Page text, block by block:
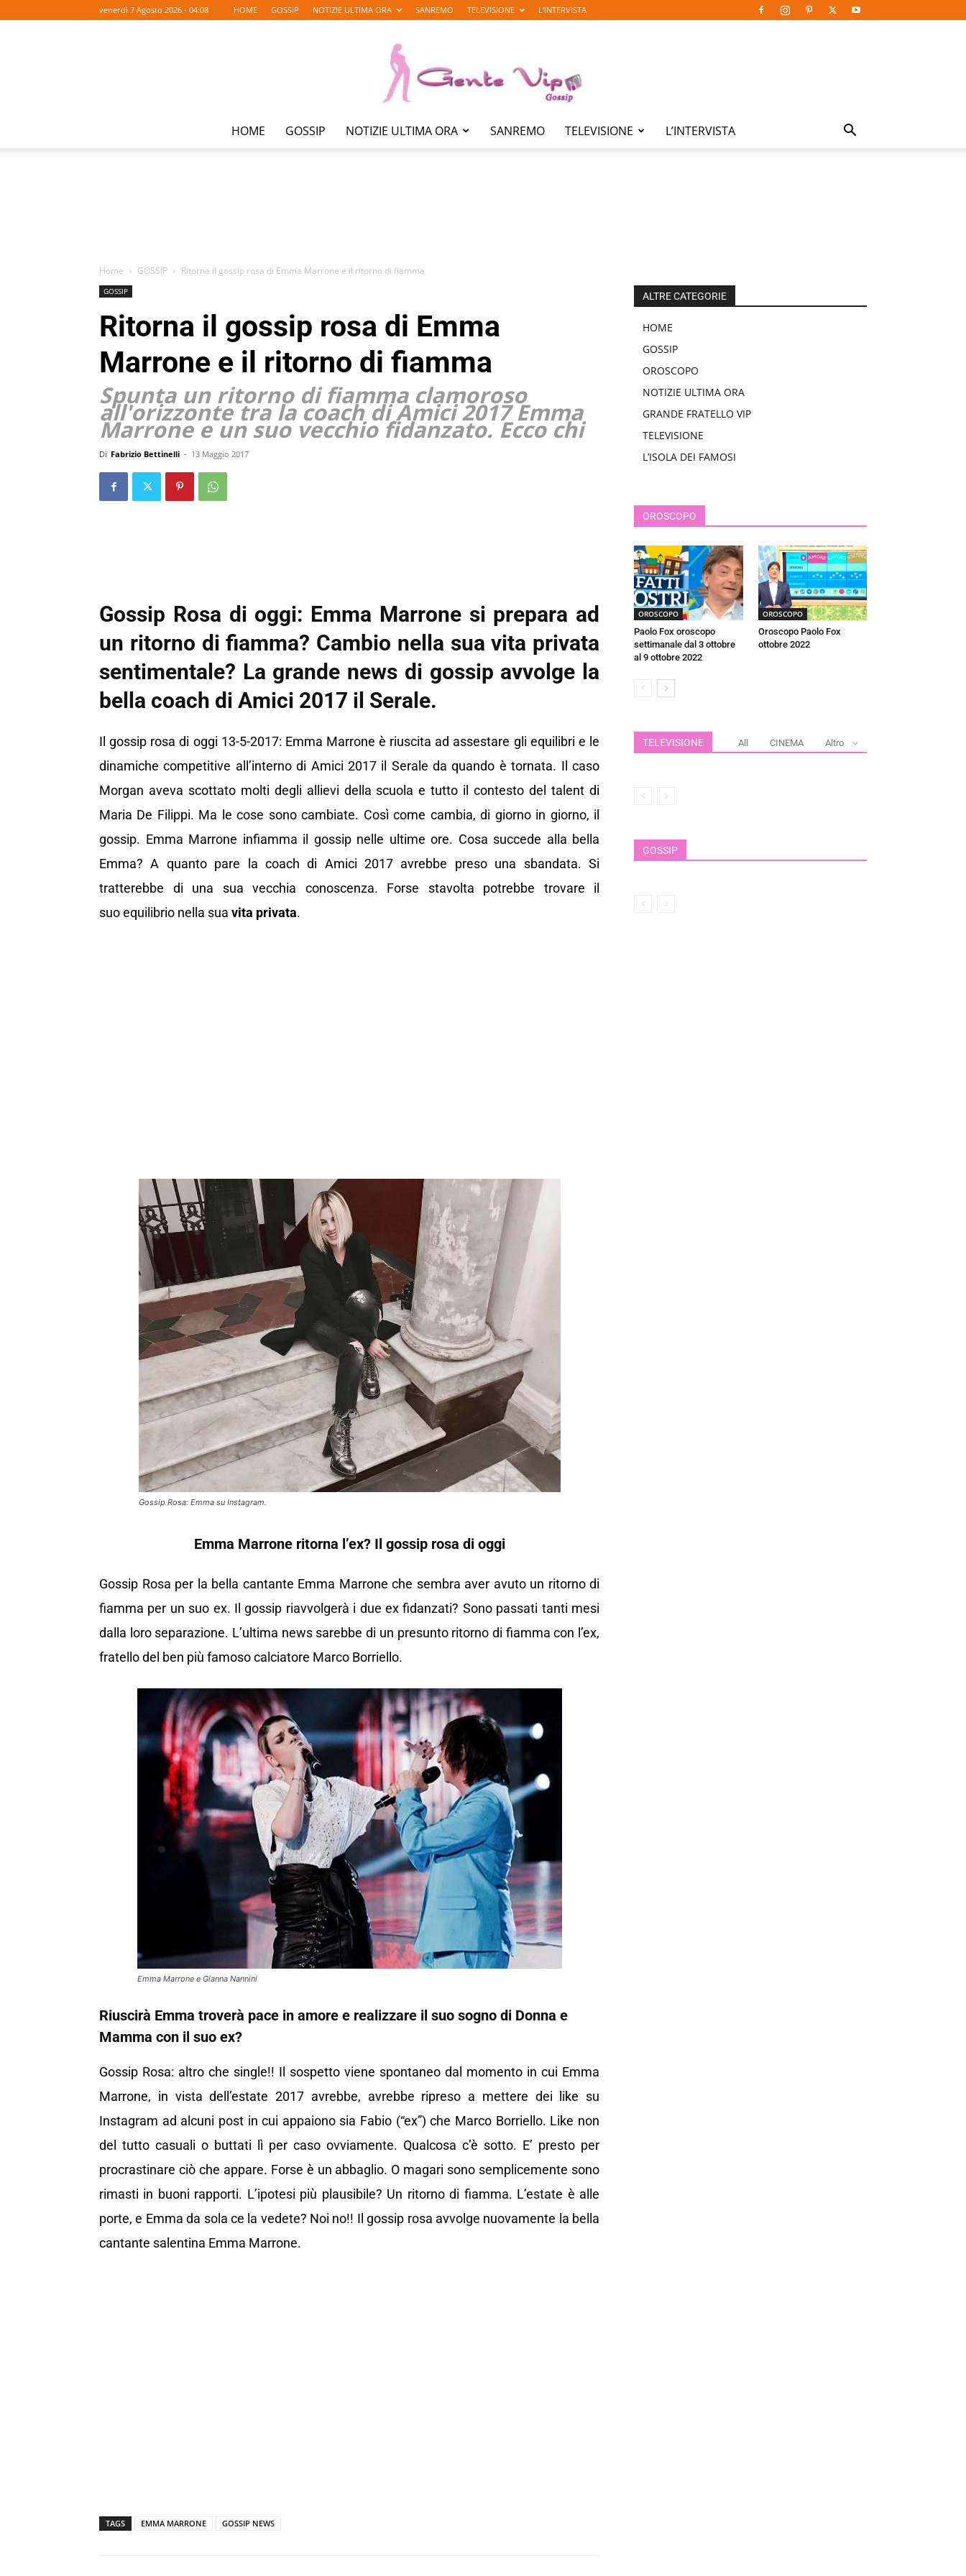
venerdì 7 Agosto 2026 - 04:08 HOME GOSSIP NOTIZIE ULTIMA ORA SANREMO TELEVISIONE L’INTERVISTA
HOME GOSSIP NOTIZIE ULTIMA ORA SANREMO TELEVISIONE L’INTERVISTA
Home GOSSIP Ritorna il gossip rosa di Emma Marrone e il ritorno di fiamma
GOSSIP
Ritorna il gossip rosa di Emma
Marrone e il ritorno di fiamma
Spunta un ritorno di fiamma clamoroso
all'orizzonte tra la coach di Amici 2017 Emma
Marrone e un suo vecchio fidanzato. Ecco chi
Di Fabrizio Bettinelli - 13 Maggio 2017
Gossip Rosa di oggi: Emma Marrone si prepara ad
un ritorno di fiamma? Cambio nella sua vita privata
sentimentale? La grande news di gossip avvolge la
bella coach di Amici 2017 il Serale.
Il gossip rosa di oggi 13-5-2017: Emma Marrone è riuscita ad assestare gli equilibri e le
dinamiche competitive all’interno di Amici 2017 il Serale da quando è tornata. Il caso
Morgan aveva scottato molti degli allievi della scuola e tutto il contesto del talent di
Maria De Filippi. Ma le cose sono cambiate. Così come cambia, di giorno in giorno, il
gossip. Emma Marrone infiamma il gossip nelle ultime ore. Cosa succede alla bella
Emma? A quanto pare la coach di Amici 2017 avrebbe preso una sbandata. Si
tratterebbe di una sua vecchia conoscenza. Forse stavolta potrebbe trovare il
suo equilibrio nella sua vita privata.
Gossip Rosa: Emma su Instagram.
Emma Marrone ritorna l’ex? Il gossip rosa di oggi
Gossip Rosa per la bella cantante Emma Marrone che sembra aver avuto un ritorno di
fiamma per un suo ex. Il gossip riavvolgerà i due ex fidanzati? Sono passati tanti mesi
dalla loro separazione. L’ultima news sarebbe di un presunto ritorno di fiamma con l’ex,
fratello del ben più famoso calciatore Marco Borriello.
Emma Marrone e Gianna Nannini
Riuscirà Emma troverà pace in amore e realizzare il suo sogno di Donna e
Mamma con il suo ex?
Gossip Rosa: altro che single!! Il sospetto viene spontaneo dal momento in cui Emma
Marrone, in vista dell’estate 2017 avrebbe, avrebbe ripreso a mettere dei like su
Instagram ad alcuni post in cui appaiono sia Fabio (“ex”) che Marco Borriello. Like non
del tutto casuali o buttati lì per caso ovviamente. Qualcosa c’è sotto. E’ presto per
procrastinare ciò che appare. Forse è un abbaglio. O magari sono semplicemente sono
rimasti in buoni rapporti. L’ipotesi più plausibile? Un ritorno di fiamma. L’estate è alle
porte, e Emma da sola ce la vedete? Noi no!! Il gossip rosa avvolge nuovamente la bella
cantante salentina Emma Marrone.
TAGS EMMA MARRONE GOSSIP NEWS
ALTRE CATEGORIE
HOME
GOSSIP
OROSCOPO
NOTIZIE ULTIMA ORA
GRANDE FRATELLO VIP
TELEVISIONE
L’ISOLA DEI FAMOSI
OROSCOPO
OROSCOPO
Paolo Fox oroscopo
settimanale dal 3 ottobre
al 9 ottobre 2022
OROSCOPO
Oroscopo Paolo Fox
ottobre 2022
TELEVISIONE All CINEMA Altro
GOSSIP